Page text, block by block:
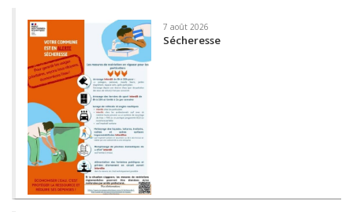
7 août 2026
Sécheresse